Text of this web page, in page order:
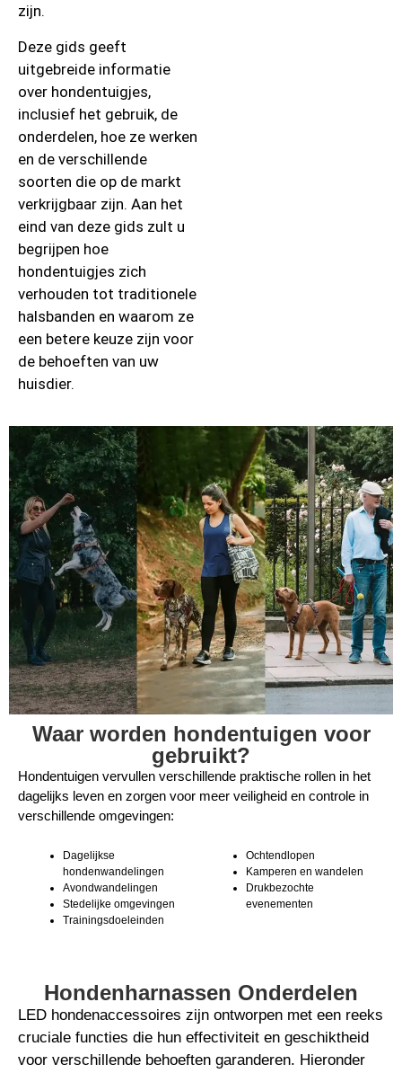
zijn.
Deze gids geeft
uitgebreide informatie
over hondentuigjes,
inclusief het gebruik, de
onderdelen, hoe ze werken
en de verschillende
soorten die op de markt
verkrijgbaar zijn. Aan het
eind van deze gids zult u
begrijpen hoe
hondentuigjes zich
verhouden tot traditionele
halsbanden en waarom ze
een betere keuze zijn voor
de behoeften van uw
huisdier.
Waar worden hondentuigen voor
gebruikt?
Hondentuigen vervullen verschillende praktische rollen in het
dagelijks leven en zorgen voor meer veiligheid en controle in
verschillende omgevingen:
Dagelijkse
hondenwandelingen
Avondwandelingen
Stedelijke omgevingen
Trainingsdoeleinden
Ochtendlopen
Kamperen en wandelen
Drukbezochte
evenementen
Hondenharnassen Onderdelen
LED hondenaccessoires zijn ontworpen met een reeks
cruciale functies die hun effectiviteit en geschiktheid
voor verschillende behoeften garanderen. Hieronder